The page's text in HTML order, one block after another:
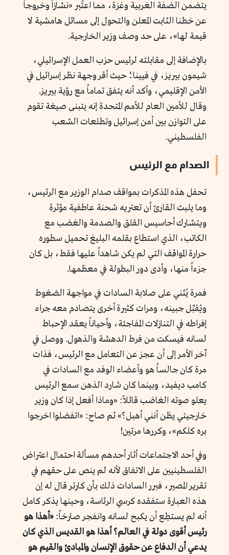
يتضمن الضفة الغربية وغزة، مما اعتُبر «نشازاً وخروجاً
عن خطنا الثابت المعلن والتحول إلى مسائل هامشية لا
قيمة لها»، على حد وصف وزير الخارجية.
بالإضافة إلى مقابلته لرئيس حزب العمل الإسرائيلي،
شيمون بيريز، في فيينا؛ حيث أقر وجهة نظر إسرائيل في
الأمن الإقليمي، وأكد أنه يتفق تماماً مع رؤية بيريز.
وقال للأمين العام للأمم المتحدة إنه يتبنى صيغة تقوم
على التوازن بين أمن إسرائيل وتطلعات الشعب
الفلسطيني.
الصدام مع الرئيس
تحفل هذه المذكرات بمواقف صدام الوزير مع الرئيس،
وما يلبث القارئ أن تعتريه شحنة عاطفية مؤثرة
ويتشارك أحاسيس القلق والصدمة والغضب مع
الكاتب، الذي استطاع بقلمه البليغ تحميل سطوره
حرارة المواقف التي لم يكن شاهداً عليها فقط، بل كان
جزءاً منها، وأدى دور البطولة في معظمها.
فمرة يُثني على صلابة السادات في مواجهة الضغوط
ويُقبِّل جبينه، ومرات كثيرة أخرى يتصادم معه جراء
إفراطه في التنازلات المفاجئة، وأحياناً يعقد الإحباط
لسانه فيسكت من فرط الدهشة والذهول. ووصل في
آخر الأمر إلى أن عجز عن التعامل مع الرئيس، فذات
مرة كان جالساً هو وأعضاء الوفد مع السادات في
كامب ديفيد، وبينما كان شارد الذهن سمع الرئيس
يعلو صوته الغاضب قائلاً: «وماذا أفعل إذا كان وزير
خارجيتي يظن أنني أهبل؟» ثم صاح: «اتفضلوا اخرجوا
بره كلكم»، وكررها مرتين!
وفي أحد الاجتماعات أثار أحدهم مسألة احتمال اعتراض
الفلسطينيين على الاتفاق لأنه لم ينص على حقهم في
تقرير المصير، فبرر السادات ذلك بأن كارتر قال له إن
هذه العبارة ستفقده كرسي الرئاسة، وحينها يذكر كامل
أنه لم يستطِع أن يكبح لسانه وانفجر صارخاً: «أهذا هو
رئيس أقوى دولة في العالم؟ أهذا هو القديس الذي كان
يدعي أن الدفاع عن حقوق الإنسان والمبادئ والقيم هو